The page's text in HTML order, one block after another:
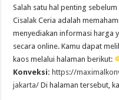
Salah satu hal penting
Cisalak Ceria adalah
menyediakan informasi harga
secara online. Kamu dapat
kaos melalui halaman berikut:
Konveksi: https://
jakarta/ Di halaman tersebut,